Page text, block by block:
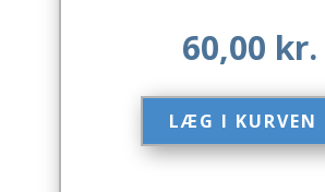
Børnebøger
60,00 kr.
LÆG I KURVEN​